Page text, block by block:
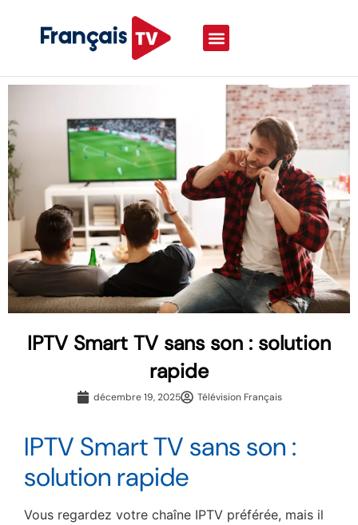
IPTV Smart TV sans son : solution
rapide
décembre 19, 2025 Télévision Français
IPTV Smart TV sans son :
solution rapide
Vous regardez votre chaîne IPTV préférée, mais il